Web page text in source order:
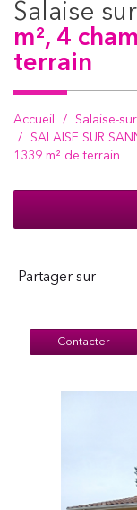
salaise sur
m², 4
terrain
Accueil
Salaise-
SALAISE SUR
1339 m² de terrain
Partager sur
Contacter